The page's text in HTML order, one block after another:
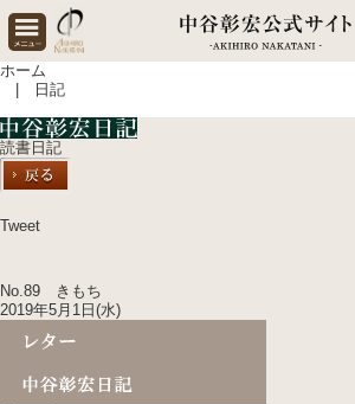
ホーム
| 日記
読書日記
Tweet
No.89 きもち
2019年5月1日(水)